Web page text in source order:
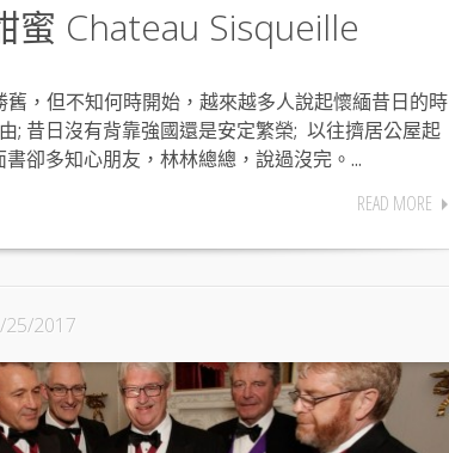
蜜 Chateau Sisqueille
，但不知何時開始，越來越多人說起懷緬昔日的時
; 昔日沒有背靠強國還是安定繁榮; 以往擠居公屋起
卻多知心朋友，林林總總，說過沒完。...
READ MORE
2017